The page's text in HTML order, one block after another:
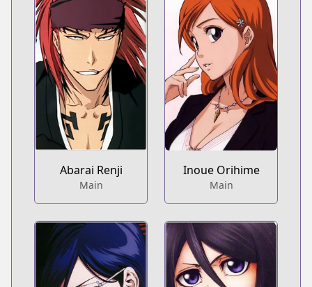
Abarai Renji
Main
Inoue Orihime
Main